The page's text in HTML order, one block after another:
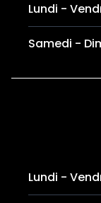
Lundi -
Samedi -
Lundi -